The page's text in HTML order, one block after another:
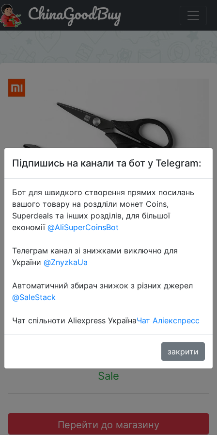
Акція на Шт. 2 шт. Xiaomi Huohou титановые ножницы
черные ChinaGoodBuy
Шт. 2 шт. Xiaomi Huohou титановые
ножницы черные
$6.78
Sale
Перейти до магазину
Підпишись на канали та бот у Telegram:
Бот для швидкого створення прямих посилань
вашого товару на роздліли монет Coins,
Superdeals та інших розділів, для більшої
економії @AliSuperCoinsBot
Телеграм канал зі знижками виключно для
України @ZnyzkaUa
Автоматичний збирач знижок з різних джерел
@SaleStack
Чат спільноти Aliexpress УкраїнаЧат Аліекспресс
закрити